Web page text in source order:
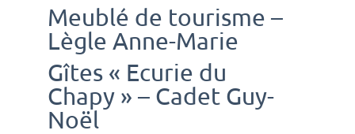
Meublé de tourisme –
Lègle Anne-Marie
Gîtes « Ecurie du
Chapy » – Cadet Guy-
Noël